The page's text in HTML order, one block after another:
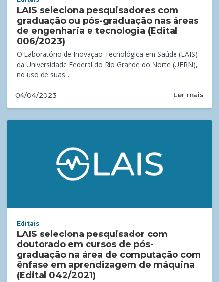
LAIS seleciona pesquisadores com
graduação ou pós-graduação nas áreas
de engenharia e tecnologia (Edital
006/2023)
O Laboratório de Inovação Tecnológica em Saúde (LAIS)
da Universidade Federal do Rio Grande do Norte (UFRN),
no uso de suas...
04/04/2023 Ler mais
Editais
LAIS seleciona pesquisador com
doutorado em cursos de pós-
graduação na área de computação com
ênfase em aprendizagem de máquina
(Edital 042/2021)